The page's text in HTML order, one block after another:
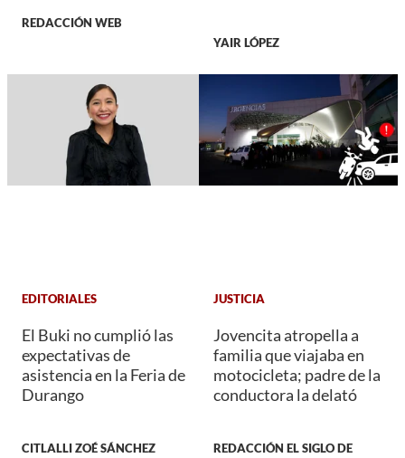
REDACCIÓN WEB
YAIR LÓPEZ
EDITORIALES
El Buki no cumplió las
expectativas de
asistencia en la Feria de
Durango
CITLALLI ZOÉ SÁNCHEZ
JUSTICIA
Jovencita atropella a
familia que viajaba en
motocicleta; padre de la
conductora la delató
REDACCIÓN EL SIGLO DE